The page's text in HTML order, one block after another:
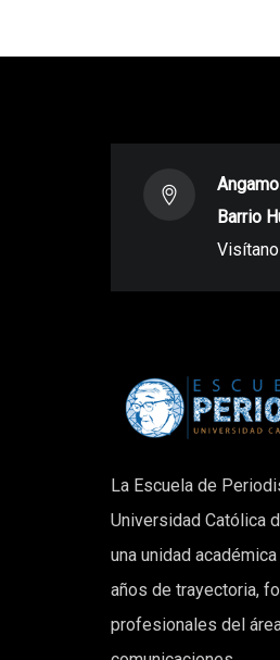
Barrio
La Escuela de
Universidad Católica
una unidad
años de trayectoria,
profesionales del